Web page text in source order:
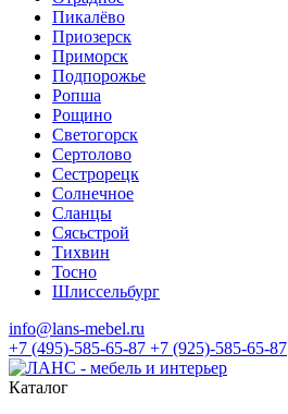
Пикалёво
Приозерск
Приморск
Подпорожье
Ропша
Рощино
Светогорск
Сертолово
Сестрорецк
Солнечное
Сланцы
Сясьстрой
Тихвин
Тосно
Шлиссельбург
info@lans-mebel.ru
+7 (495)-585-65-87 +7 (925)-585-65-87
Каталог